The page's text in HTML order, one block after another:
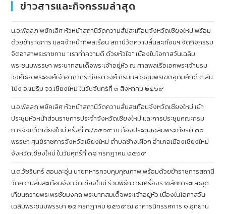
ข่าวสารและกิจกรรมล่าสุด
น.อ.พัลลภ พยัคเลิศ หัวหน้าสถานีวัดความสั่นสะเทือนจังหวัดเชียงใหม่ พร้อม
ด้วยข้าราชการ และเจ้าหน้าที่พลเรือน สถานีวัดความสั่นสะเทือนฯ จัดกิจกรรม
จิตอาสาพระราชทาน “เราทำความดี ด้วยหัวใจ” เนื่องในโอกาสวันเฉลิม
พระชนมพรรษา พระบาทสมเด็จพระเจ้าอยู่หัว ณ ศาลพลเรือเอกพระเจ้าบรม
วงศ์เธอ พระองค์เจ้าอาภากรเกียรติวงศ์ กรมหลวงชุมพรเขตอุดมศักดิ์ ต.สัน
โป่ง อ.แม่ริม จว.เชียงใหม่ ในวันจันทร์ที่ ๓ สิงหาคม ๒๕๖๙
น.อ.พัลลภ พยัคเลิศ หัวหน้าสถานีวัดความสั่นสะเทือนจังหวัดเชียงใหม่ เข้า
ประชุมหัวหน้าส่วนราชการประจำจังหวัดเชียงใหม่ และการประชุมคณะกรม
การจังหวัดเชียงใหม่ ครั้งที่ ๗/๒๕๖๙ ณ ห้องประชุมเฉลิมพระเกียรติ ๘๐
พรรษา ศูนย์ราชการจังหวัดเชียงใหม่ ตำบลช้างเผือก อำเภอเมืองเชียงใหม่
จังหวัดเชียงใหม่ ในวันศุกร์ที่ ๓๑ กรกฎาคม ๒๕๖๙
น.ต.วัชรินทร์ สอนละอุ่น นายทหารควบคุมคุณภาพ พร้อมด้วยข้าราชการสถานี
วัดความสั่นสะเทือนจังหวัดเชียงใหม่ ร่วมพิธีถวายเครื่องราชสักการะและจุด
เทียนถวายพระพรชัยมงคล พระบาทสมเด็จพระเจ้าอยู่หัว เนื่องในโอกาสวัน
เฉลิมพระชนมพรรษา ๒๘ กรกฎาคม ๒๕๖๙ ณ อาคารนิทรรศการ ๑ อุทยาน